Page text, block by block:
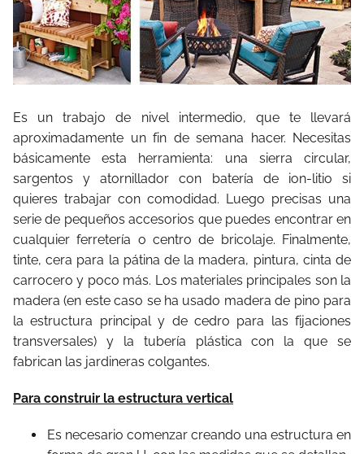
Es un trabajo de nivel intermedio, que te llevará
aproximadamente un fin de semana hacer. Necesitas
básicamente esta herramienta: una sierra circular,
sargentos y atornillador con batería de ion-litio si
quieres trabajar con comodidad. Luego precisas una
serie de pequeños accesorios que puedes encontrar en
cualquier ferretería o centro de bricolaje. Finalmente,
tinte, cera para la pátina de la madera, pintura, cinta de
carrocero y poco más. Los materiales principales son la
madera (en este caso se ha usado madera de pino para
la estructura principal y de cedro para las fijaciones
transversales) y la tubería plástica con la que se
fabrican las jardineras colgantes.
Para construir la estructura vertical
Es necesario comenzar creando una estructura en